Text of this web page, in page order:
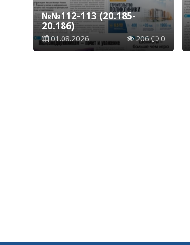
№№112-113 (20.185-
20.186)
01.08.2026 206 0